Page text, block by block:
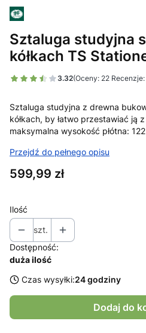
Sztaluga studyjna
kółkach TS
3.32(Oceny: 22 Recenzje:
Sztaluga studyjna z drewna
kółkach, by łatwo przestawiać ją
maksymalna wysokość płótna:
Przejdź do pełnego opisu
Cena
599,99 zł
Ilość
szt.
Dostępność:
duża ilość
Czas wysyłki:24 godziny
Dodaj do